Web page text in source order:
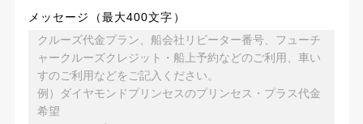
メッセージ（最大400文字）